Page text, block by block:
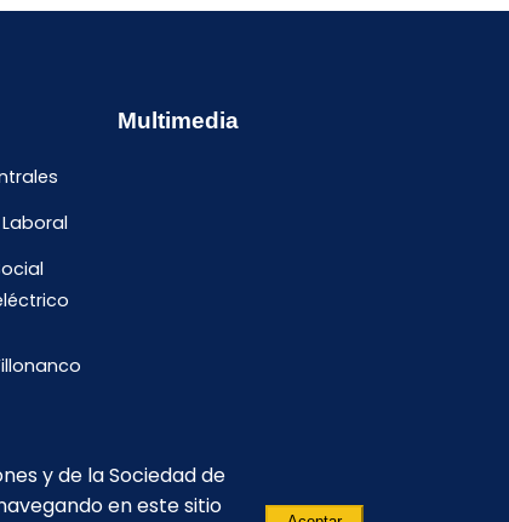
Multimedia
y de la Sociedad de
en este sitio